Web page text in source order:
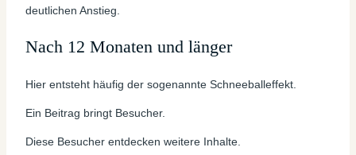
deutlichen Anstieg.
Nach 12 Monaten und länger
Hier entsteht häufig der sogenannte Schneeballeffekt.
Ein Beitrag bringt Besucher.
Diese Besucher entdecken weitere Inhalte.